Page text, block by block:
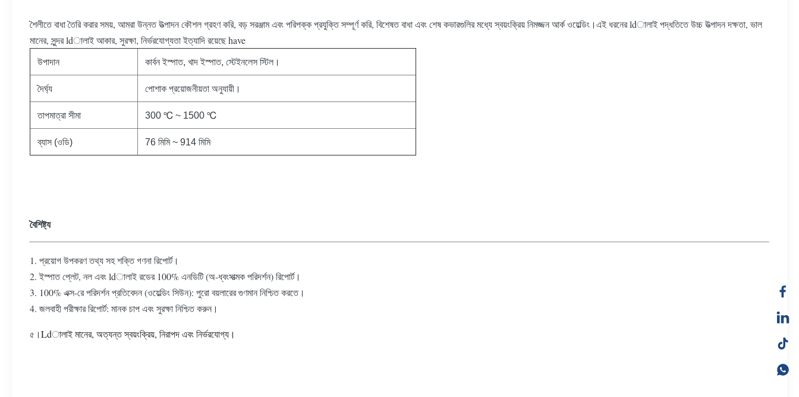
শৈলীতে বাধা তৈরি করার সময়, আমরা উন্নত উত্পাদন কৌশল গ্রহণ করি, বড় সরঞ্জাম এবং পরিপক্ক প্রযুক্তি সম্পূর্ণ করি, বিশেষত বাধা এবং শেষ কভারগুলির মধ্যে স্বয়ংক্রিয় নিমজ্জন আর্ক ওয়েল্ডিং।এই ধরনের ldালাই পদ্ধতিতে উচ্চ উত্পাদন দক্ষতা, ভাল
মানের, সুন্দর ldালাই আকার, সুরক্ষা, নির্ভরযোগ্যতা ইত্যাদি রয়েছে have
উপাদান কার্বন ইস্পাত, খাদ ইস্পাত, স্টেইনলেস স্টিল।
দৈর্ঘ্য পোশাক প্রয়োজনীয়তা অনুযায়ী।
তাপমাত্রা সীমা 300 ℃ ~ 1500 ℃
ব্যাস (ওডি) 76 মিমি ~ 914 মিমি
বৈশিষ্ট্য
1. প্রয়োগ উপকরণ তথ্য সহ শক্তি গণনা রিপোর্ট।
2. ইস্পাত প্লেট, নল এবং ldালাই রডের 100% এনডিটি (অ-ধ্বংসাত্মক পরিদর্শন) রিপোর্ট।
3. 100% এক্স-রে পরিদর্শন প্রতিবেদন (ওয়েল্ডিং সিউন): পুরো বয়লারের গুণমান নিশ্চিত করতে।
4. জলবাহী পরীক্ষার রিপোর্ট: মানক চাপ এবং সুরক্ষা নিশ্চিত করুন।
৫।Ldালাই মানের, অত্যন্ত স্বয়ংক্রিয়, নিরাপদ এবং নির্ভরযোগ্য।